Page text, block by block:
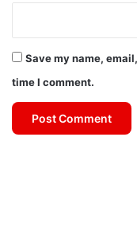
Save my name,
time I comment.